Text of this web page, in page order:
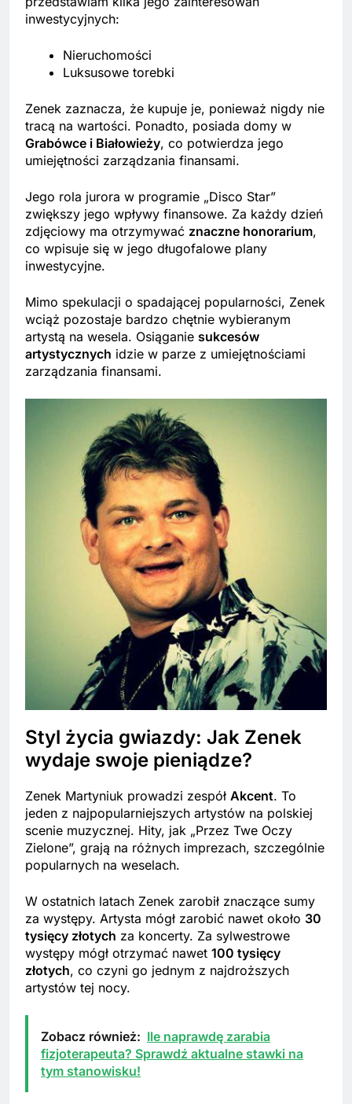
inwestycyjnych:
Nieruchomości
Luksusowe torebki
Zenek zaznacza, że kupuje je, ponieważ nigdy nie
tracą na wartości. Ponadto, posiada domy w
Grabówce i Białowieży, co potwierdza jego
umiejętności zarządzania finansami.
Jego rola jurora w programie „Disco Star”
zwiększy jego wpływy finansowe. Za każdy dzień
zdjęciowy ma otrzymywać znaczne honorarium,
co wpisuje się w jego długofalowe plany
inwestycyjne.
Mimo spekulacji o spadającej popularności, Zenek
wciąż pozostaje bardzo chętnie wybieranym
artystą na wesela. Osiąganie sukcesów
artystycznych idzie w parze z umiejętnościami
zarządzania finansami.
Styl życia gwiazdy: Jak Zenek
wydaje swoje pieniądze?
Zenek Martyniuk prowadzi zespół Akcent. To
jeden z najpopularniejszych artystów na polskiej
scenie muzycznej. Hity, jak „Przez Twe Oczy
Zielone”, grają na różnych imprezach, szczególnie
popularnych na weselach.
W ostatnich latach Zenek zarobił znaczące sumy
za występy. Artysta mógł zarobić nawet około 30
tysięcy złotych za koncerty. Za sylwestrowe
występy mógł otrzymać nawet 100 tysięcy
złotych, co czyni go jednym z najdroższych
artystów tej nocy.
Zobacz również: Ile naprawdę zarabia
fizjoterapeuta? Sprawdź aktualne stawki na
tym stanowisku!